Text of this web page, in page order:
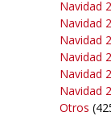
Navidad
Navidad
Navidad
Navidad
Navidad
Navidad
Otros